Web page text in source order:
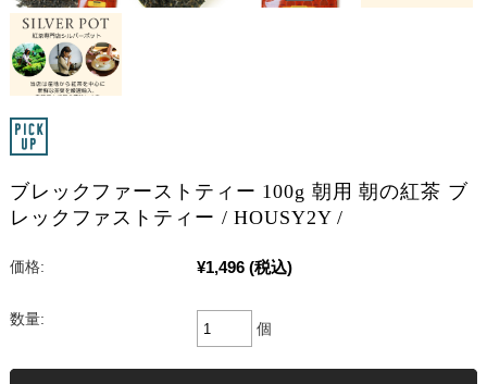
ブレックファーストティー 100g 朝用 朝の紅茶 ブ
レックファストティー / HOUSY2Y /
価格: ¥1,496 (税込)
数量:
個